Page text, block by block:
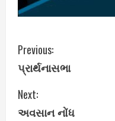
C
o
n
Previous:
પ્રાર્થનાસભા
Next:
અવસાન નોંધ